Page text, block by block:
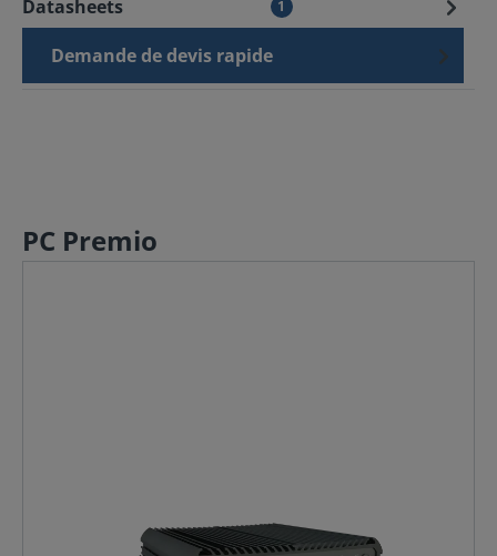
Datasheets
1
Demande de devis rapide
PC Premio